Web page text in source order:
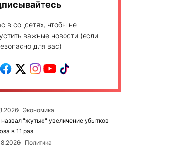
в соцсетях, чтобы не
важные новости (если
для вас)
Экономика
"жутью" увеличение убытков
в 11 раз
Политика